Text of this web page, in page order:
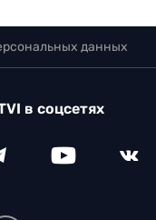
данных
в соцсетях